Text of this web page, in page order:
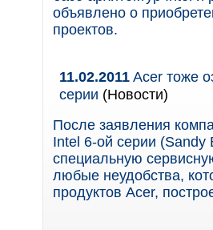
объявлено о
проектов.
11.02.2011Acer тоже
серии (Новости)
После заявления
Intel 6-ой серии (Sandy
специальную
любые неудобства,
продуктов Acer,